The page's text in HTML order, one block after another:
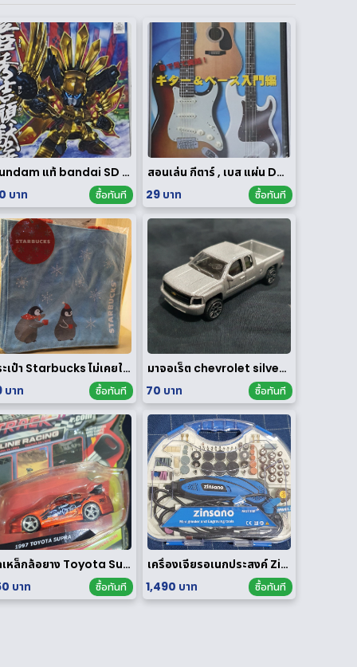
Gundam แท้ bandai SD ของใหม่
บาท
ซื้อทันที
สอนเล่น กีตาร์ , เบส แผ่น DVD
29 บาท
ซื้อทันที
กระเป๋า Starbucks ไม่เคยใช้งาน
บาท
ซื้อทันที
มาจอเร็ต chevrolet silverado
70 บาท
ซื้อทันที
รถเหล็กล้อยาง Toyota Supra 1/64
บาท
ซื้อทันที
เครื่องเจียรอเนกประสงค์ Zinsano รุ่น MG135E [ มือสอง ]
1,490 บาท
ซื้อทันที